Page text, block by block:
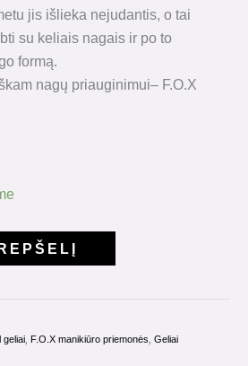
jis išlieka nejudantis, o tai
su keliais nagais ir po to
formą.
nagų priauginimui– F.O.X
geliai, F.O.X manikiūro priemonės, Geliai